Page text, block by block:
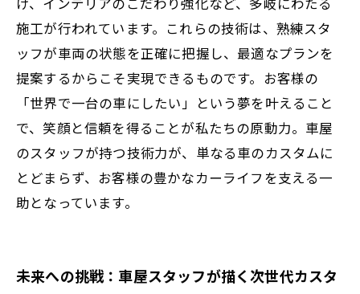
施工が行われています。これらの技術は、熟練スタ
ッフが車両の状態を正確に把握し、最適なプランを
提案するからこそ実現できるものです。お客様の
「世界で一台の車にしたい」という夢を叶えること
で、笑顔と信頼を得ることが私たちの原動力。車屋
のスタッフが持つ技術力が、単なる車のカスタムに
とどまらず、お客様の豊かなカーライフを支える一
助となっています。
未来への挑戦：車屋スタッフが描く次世代カスタ